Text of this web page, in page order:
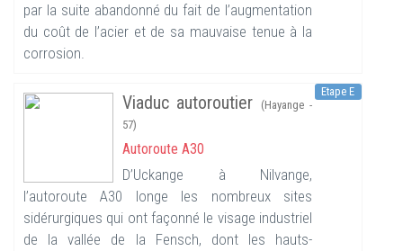
par la suite abandonné du fait de l’augmentation
du coût de l’acier et de sa mauvaise tenue à la
corrosion.
Etape E
Viaduc autoroutier
(Hayange -
57)
Autoroute A30
D’Uckange à Nilvange,
l’autoroute A30 longe les nombreux sites
sidérurgiques qui ont façonné le visage industriel
de la vallée de la Fensch, dont les hauts-